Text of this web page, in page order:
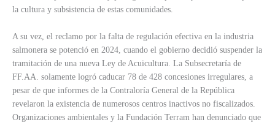
la cultura y subsistencia de estas comunidades.
A su vez, el reclamo por la falta de regulación efectiva en la industria
salmonera se potenció en 2024, cuando el gobierno decidió suspender la
tramitación de una nueva Ley de Acuicultura. La Subsecretaría de
FF.AA. solamente logró caducar 78 de 428 concesiones irregulares, a
pesar de que informes de la Contraloría General de la República
revelaron la existencia de numerosos centros inactivos no fiscalizados.
Organizaciones ambientales y la Fundación Terram han denunciado que